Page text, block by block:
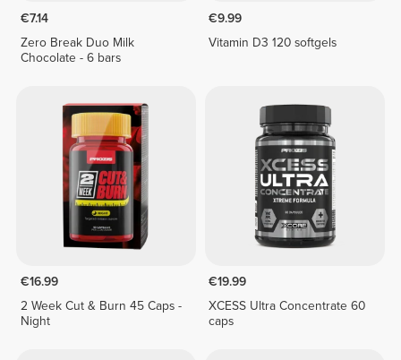
€7.14
Zero Break Duo Milk
Chocolate - 6 bars
€9.99
Vitamin D3 120 softgels
€16.99
2 Week Cut & Burn 45 Caps -
Night
€19.99
XCESS Ultra Concentrate 60
caps